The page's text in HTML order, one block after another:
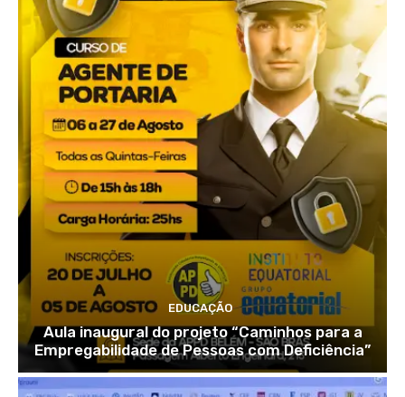
EDUCAÇÃO
Aula inaugural do projeto “Caminhos para a
Empregabilidade de Pessoas com Deficiência”